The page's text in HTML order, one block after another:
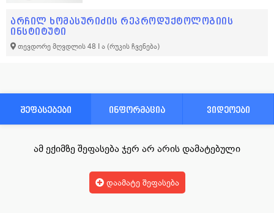
არჩილ ხომასურიძის რეპროდუქტოლოგიის
ინსტიტუტი
თევდორე მღვდლის 48 I ა (რუკის ჩვენება)
შეფასებები ინფორმაცია ვიდეოები
ამ ექიმზე შეფასება ჯერ არ არის დამატებული
დაამატე შეფასება